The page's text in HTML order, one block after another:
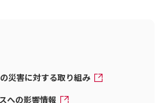
災害に対する取り組み
への影響情報